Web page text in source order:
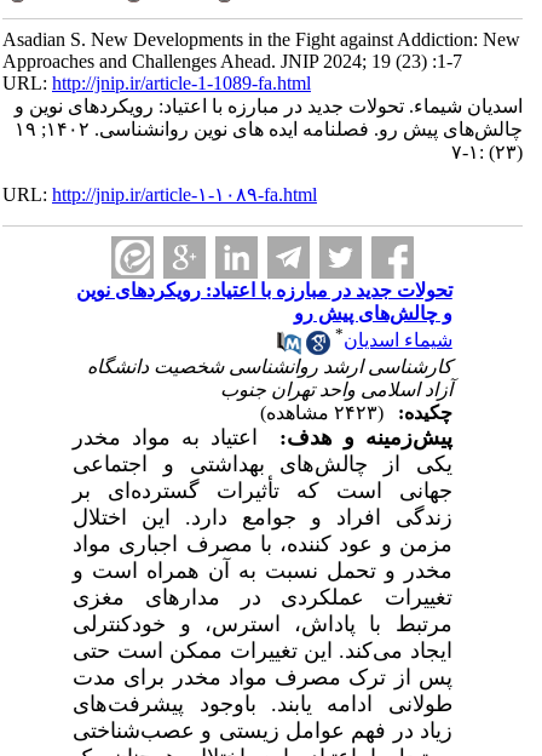
Asadian S. New Developments in the Fight against Addiction: New
Approaches and Challenges Ahead. JNIP 2024; 19 (23) :1-7
URL:http://jnip.ir/article-1-1089-fa.html
اسدیان شیماء. تحولات جدید در مبارزه با اعتیاد: رویکردهای نوین و
چالش‌های پیش رو. فصلنامه ایده های نوین روانشناسی. ۱۴۰۲; ۱۹
URL:http://jnip.ir/article-۱-۱۰۸۹-fa.html
تحولات جدید در مبارزه با اعتیاد: رویکردهای نوین
و چالش‌های پیش رو
شیماء اسدیان *
کارشناسی ارشد روانشناسی شخصیت دانشگاه
آزاد اسلامی واحد تهران جنوب
چکیده:
پیش‌زمینه و هدف:
اعتیاد به مواد مخدر
یکی از چالش‌های بهداشتی و اجتماعی
جهانی است که تأثیرات گسترده‌ای بر
زندگی افراد و جوامع دارد. این اختلال
مزمن و عود کننده، با مصرف اجباری مواد
مخدر و تحمل نسبت به آن همراه است و
تغییرات عملکردی در مدارهای مغزی
مرتبط با پاداش، استرس، و خودکنترلی
ایجاد می‌کند. این تغییرات ممکن است حتی
پس از ترک مصرف مواد مخدر برای مدت
طولانی ادامه یابند. باوجود پیشرفت‌های
زیاد در فهم عوامل زیستی و عصب‌شناختی